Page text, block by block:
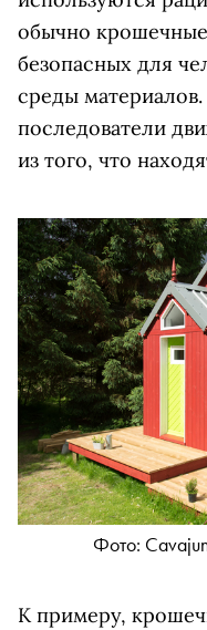
обычно крошечные
безопасных для
среды
последователи
из того, что
Фото:
К примеру,